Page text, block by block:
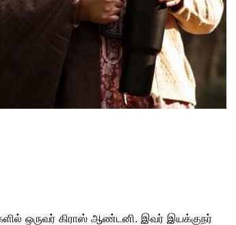
ஒருவர் கிராஸ் ஆண்டனி. இவர் இயக்குநர்